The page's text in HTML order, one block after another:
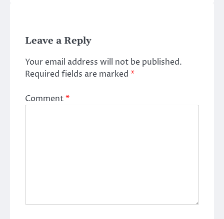
Leave a Reply
Your email address will not be published.
Required fields are marked *
Comment*